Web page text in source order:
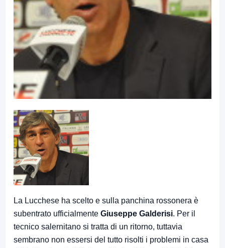
La Lucchese ha scelto e sulla panchina rossonera è
subentrato ufficialmente Giuseppe Galderisi. Per il
tecnico salernitano si tratta di un ritorno, tuttavia
sembrano non essersi del tutto risolti i problemi in casa